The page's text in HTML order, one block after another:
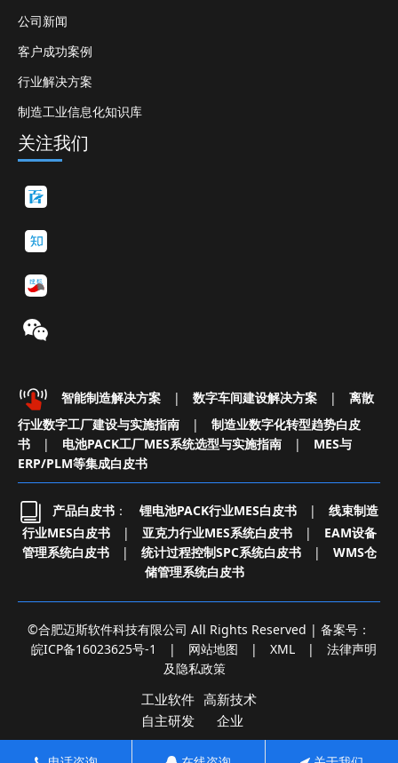
公司新闻
客户成功案例
行业解决方案
制造工业信息化知识库
关注我们
智能制造解决方案 | 数字车间建设解决方案 |
离散
行业数字工厂建设与实施指南
|
制造业数字化转型趋势白皮
书
| 电池PACK工厂MES系统选型与实施指南 |
MES与
ERP/PLM等集成白皮书
产品白皮书 ： 锂电池PACK行业MES白皮书 |
线束制造
行业MES白皮书
| 亚克力行业MES系统白皮书 |
EAM设备
管理系统白皮书
| 统计过程控制SPC系统白皮书 |
WMS仓
储管理系统白皮书
©合肥迈斯软件科技有限公司 All Rights Reserved | 备案号：
皖ICP备16023625号-1
| 网站地图 | XML |
法律声明
及隐私政策
工业软件
自主研发
高新技术
企业